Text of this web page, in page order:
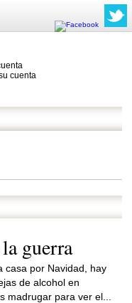
cuenta
guerra
casa por Navidad, hay
de alcohol en
madrugar para ver el...